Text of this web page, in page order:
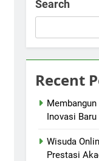
Search
Recent
Inovasi
Wisuda
Prestasi